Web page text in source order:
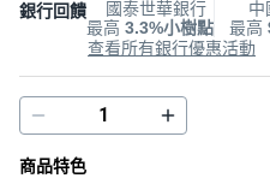
銀行回饋
國泰世華銀行
最高 3.3%小樹點
中
最高
查看所有銀行優惠活動
商品特色